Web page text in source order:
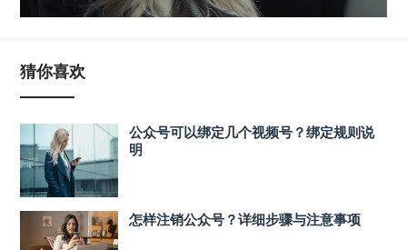
猜你喜欢
公众号可以绑定几个视频号？绑定规则说
明
怎样注销公众号？详细步骤与注意事项